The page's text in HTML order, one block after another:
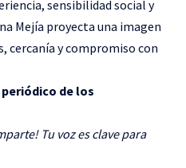
sensibilidad social y
Mejía proyecta una imagen
cercanía y compromiso con
de los
Tu voz es clave para